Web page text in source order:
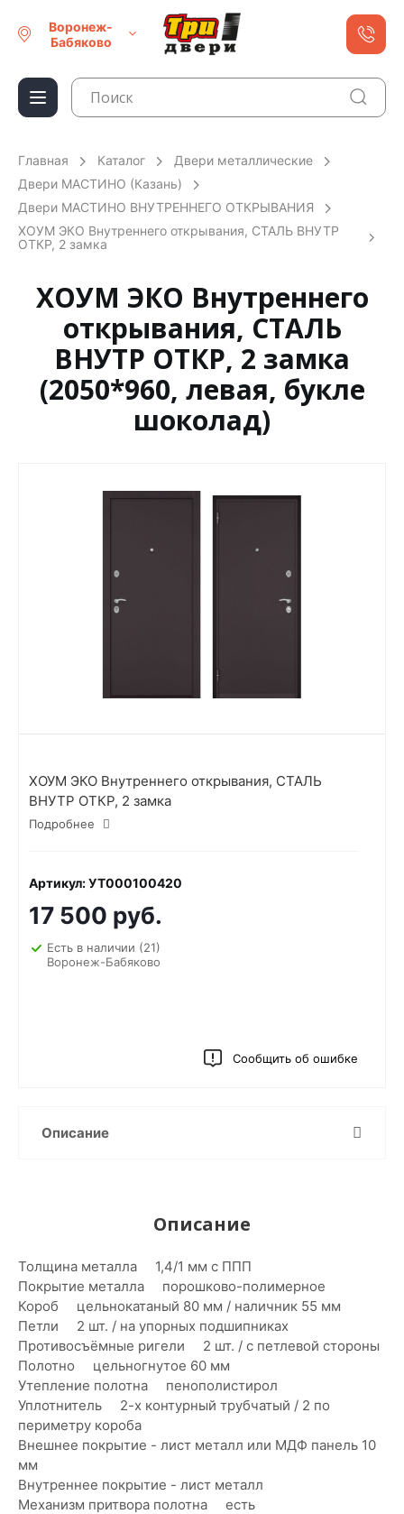
Воронеж-
Бабяково
Главная Каталог
Двери металлические
Двери МАСТИНО (Казань)
Двери МАСТИНО ВНУТРЕННЕГО ОТКРЫВАНИЯ
ХОУМ ЭКО Внутреннего открывания, СТАЛЬ ВНУТР
ОТКР, 2 замка
ХОУМ ЭКО Внутреннего
открывания, СТАЛЬ
ВНУТР ОТКР, 2 замка
(2050*960, левая, букле
шоколад)
ХОУМ ЭКО Внутреннего открывания, СТАЛЬ
ВНУТР ОТКР, 2 замка
Подробнее
Артикул: УТ000100420
17 500 руб.
Есть в наличии (21)
Воронеж-Бабяково
Сообщить об ошибке
Описание
Описание
Толщина металла 1,4/1 мм с ППП
Покрытие металла порошково-полимерное
Короб цельнокатаный 80 мм / наличник 55 мм
Петли 2 шт. / на упорных подшипниках
Противосъёмные ригели 2 шт. / с петлевой стороны
Полотно цельногнутое 60 мм
Утепление полотна пенополистирол
Уплотнитель 2-х контурный трубчатый / 2 по
периметру короба
Внешнее покрытие - лист металл или МДФ панель 10
мм
Внутреннее покрытие - лист металл
Механизм притвора полотна есть